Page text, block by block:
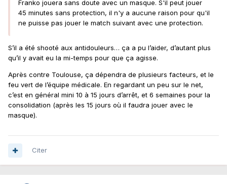
Franko jouera sans doute avec un masque. S'il peut jouer
45 minutes sans protection, il n'y a aucune raison pour qu'il
ne puisse pas jouer le match suivant avec une protection.
S’il a été shooté aux antidouleurs… ça a pu l’aider, d’autant plus
qu’il y avait eu la mi-temps pour que ça agisse.
Après contre Toulouse, ça dépendra de plusieurs facteurs, et le
feu vert de l’équipe médicale. En regardant un peu sur le net,
c’est en général mini 10 à 15 jours d’arrêt, et 6 semaines pour la
consolidation (après les 15 jours où il faudra jouer avec le
masque).
Citer